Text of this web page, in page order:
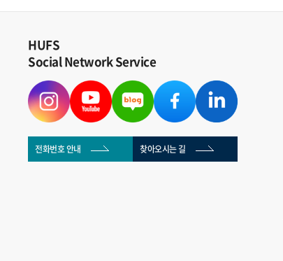
HUFS
Social Network Service
전화번호 안내 찾아오시는 길